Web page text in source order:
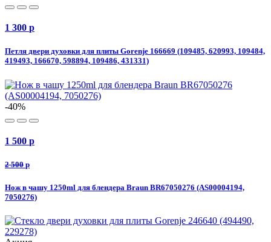
1 300 p
Петля двери духовки для плиты Gorenje 166669 (109485, 620993, 109484,
419493, 166670, 598894, 109486, 431331)
-40%
1 500 p
2 500 p
Нож в чашу 1250ml для блендера Braun BR67050276 (AS00004194,
7050276)